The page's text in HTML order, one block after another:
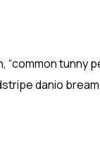
tunny
danio